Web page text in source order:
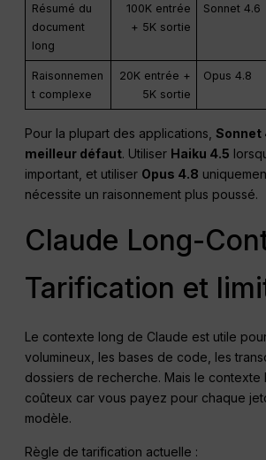
Résumé du
document
long
100K entrée
+ 5K sortie
Sonnet 4.6
Raisonnemen
t complexe
20K entrée +
5K sortie
Opus 4.8
Pour la plupart des applications,Sonnet
meilleur défaut. Utiliser Haiku 4.5
important, et utiliser Opus 4.8
nécessite un raisonnement plus poussé.
Claude Long-
Tarification et
Le contexte long de Claude est utile
volumineux, les bases de code, les
dossiers de recherche. Mais le
coûteux car vous payez pour chaque
modèle.
Règle de tarification actuelle :